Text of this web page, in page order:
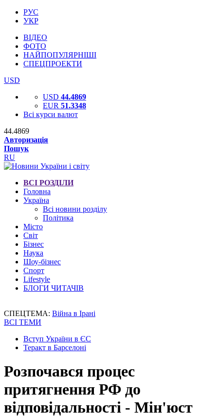
РУС
УКР
ВІДЕО
ФОТО
НАЙПОПУЛЯРНІШІ
СПЕЦПРОЕКТИ
USD
USD 44.4869
EUR 51.3348
Всі курси валют
44.4869
Авторизація
Пошук
RU
ВСІ РОЗДІЛИ
Головна
Україна
Всі новини розділу
Політика
Місто
Світ
Бізнес
Наука
Шоу-бізнес
Спорт
Lifestyle
БЛОГИ ЧИТАЧІВ
СПЕЦТЕМА: Війна в Ірані
ВСІ ТЕМИ
Вступ України в ЄС
Теракт в Барселоні
Розпочався процес
притягнення РФ до
відповідальності - Мін'юст